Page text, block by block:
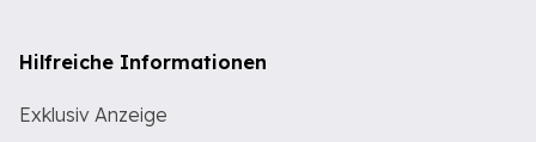
Hilfreiche Informationen
Exklusiv Anzeige